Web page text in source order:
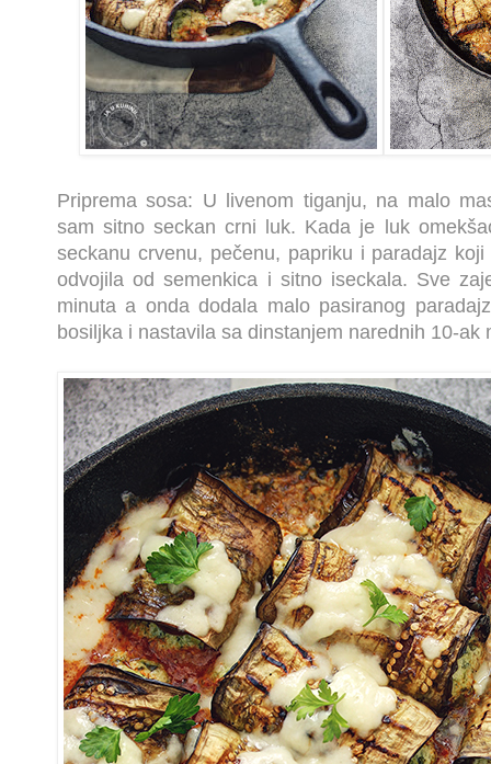
Priprema sosa: U livenom tiganju, na malo
sam sitno seckan crni luk. Kada je luk
seckanu crvenu, pečenu, papriku i paradajz
odvojila od semenkica i sitno iseckala. Sve
minuta a onda dodala malo pasiranog
bosiljka i nastavila sa dinstanjem narednih 10-ak